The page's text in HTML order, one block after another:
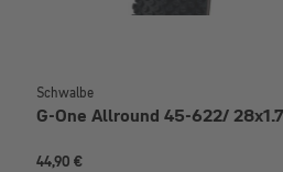
Schwalbe
G-One Allround 45-622/
44,90 €